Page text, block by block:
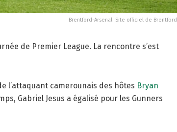
Brentford-Arsenal. Site officiel de Brentford
de Premier League. La rencontre s’est
l’attaquant camerounais des hôtes Bryan
Gabriel Jesus a égalisé pour les Gunners